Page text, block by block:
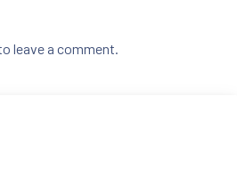
leave a comment.